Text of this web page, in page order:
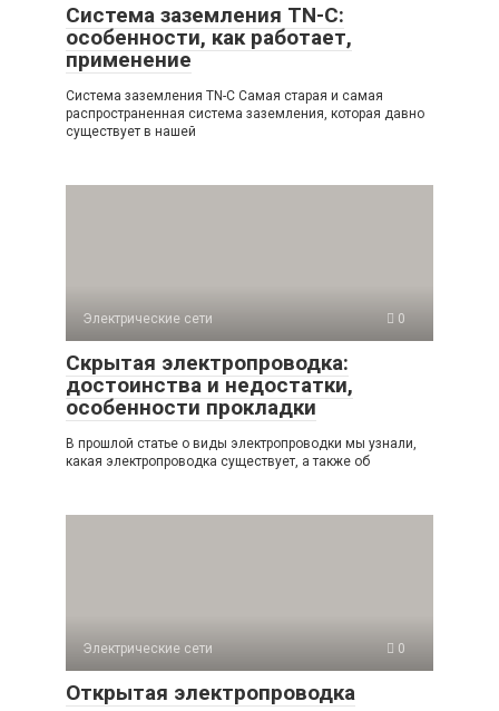
Система заземления TN-C:
особенности, как работает,
применение
Система заземления TN-C Самая старая и самая
распространенная система заземления, которая давно
существует в нашей
Электрические сети 0
Скрытая электропроводка:
достоинства и недостатки,
особенности прокладки
В прошлой статье о виды электропроводки мы узнали,
какая электропроводка существует, а также об
Электрические сети 0
Открытая электропроводка